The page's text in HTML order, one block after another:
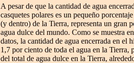
A pesar de que la cantidad de agua
casquetes polares es un pequeño
(y dentro) de la Tierra, representa un gran
agua dulce del mundo. Como se muestra
datos, la cantidad de agua encerrada en el
1,7 por ciento de toda el agua en la Tierra,
del total de agua dulce en la Tierra,